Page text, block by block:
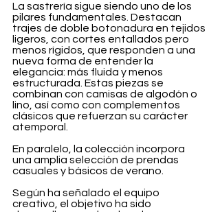
La sastrería sigue siendo uno de los
pilares fundamentales. Destacan
trajes de doble botonadura en tejidos
ligeros, con cortes entallados pero
menos rígidos, que responden a una
nueva forma de entender la
elegancia: más fluida y menos
estructurada. Estas piezas se
combinan con camisas de algodón o
lino, así como con complementos
clásicos que refuerzan su carácter
atemporal.
En paralelo, la colección incorpora
una amplia selección de prendas
casuales y básicos de verano.
Según ha señalado el equipo
creativo, el objetivo ha sido